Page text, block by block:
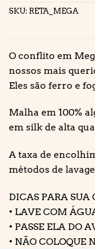
SKU: RETA_MEGA
O conflito em
nossos mais
Eles são ferro e
Malha em 100%
em silk de alta
A taxa de
métodos de
DICAS PARA
• LAVE COM
• PASSE ELA DO
• NÃO COLOQUE